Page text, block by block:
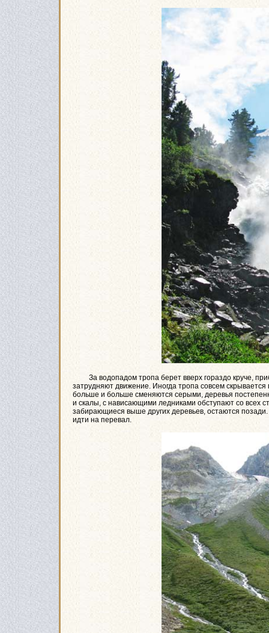
За водопадом тропа берет вверх гораздо круче,
затрудняют движение. Иногда тропа совсем
больше и больше сменяются серыми, деревья
и скалы, с нависающими ледниками обступают со всех
забирающиеся выше других деревьев, остаются
идти на перевал.